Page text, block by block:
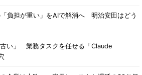
負担が重い」をAIで解消へ 明治安田はどう
古い」 業務タスクを任せる「Claude